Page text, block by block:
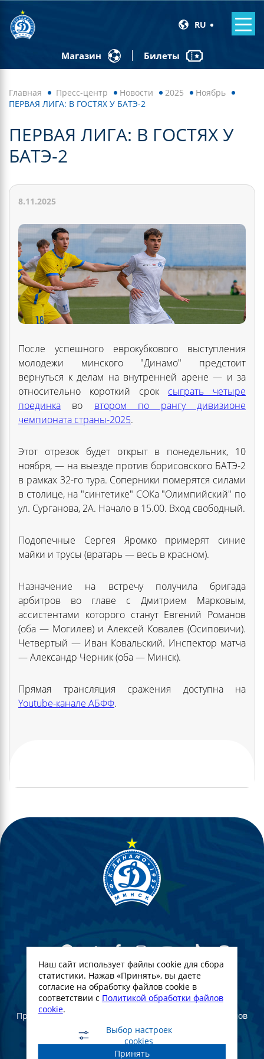
RU
Магазин Билеты
Главная Пресс-центр Новости 2025
Ноябрь
ПЕРВАЯ ЛИГА: В ГОСТЯХ У БАТЭ-2
ПЕРВАЯ ЛИГА: В ГОСТЯХ У
БАТЭ-2
8.11.2025
После успешного еврокубкового выступления
молодежи минского "Динамо" предстоит
вернуться к делам на внутренней арене — и за
относительно короткий срок сыграть четыре
поединка во втором по рангу дивизионе
чемпионата страны-2025.
Этот отрезок будет открыт в понедельник, 10
ноября, — на выезде против борисовского БАТЭ-2
в рамках 32-го тура. Соперники померятся силами
в столице, на "синтетике" СОКа "Олимпийский" по
ул. Сурганова, 2А. Начало в 15.00. Вход свободный.
Подопечные Сергея Яромко примерят синие
майки и трусы (вратарь — весь в красном).
Назначение на встречу получила бригада
арбитров во главе с Дмитрием Марковым,
ассистентами которого станут Евгений Романов
(оба — Могилев) и Алексей Ковалев (Осиповичи).
Четвертый — Иван Ковальский. Инспектор матча
— Александр Черник (оба — Минск).
Прямая трансляция сражения доступна на
Youtube-канале АБФФ.
© Футбольный Клуб Динамо-Минск. 2022
При полном или частичном использовании материалов
ссылка на официальный сайт ФК Динамо Минск
обязательна
Наш сайт использует файлы cookie для сбора
статистики. Нажав «Принять», вы даете
согласие на обработку файлов cookie в
соответствии с Политикой обработки файлов
cookie.
Выбор настроек
cookies
Принять